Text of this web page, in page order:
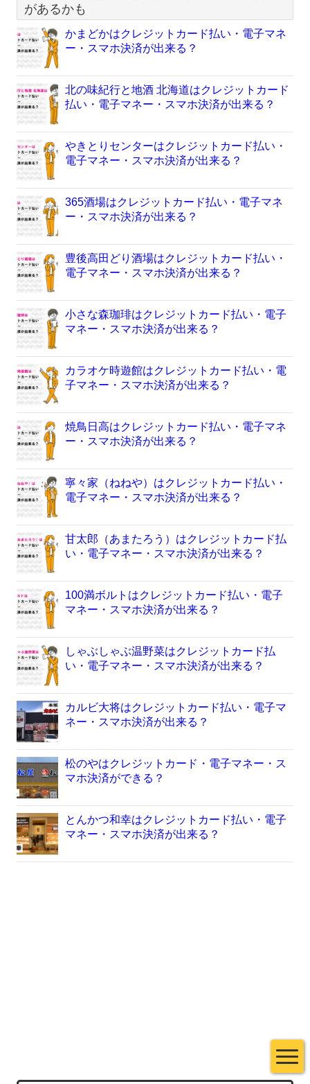
があるかも
かまどかはクレジットカード払い・電子マネ
ー・スマホ決済が出来る？
北の味紀行と地酒 北海道はクレジットカード
払い・電子マネー・スマホ決済が出来る？
やきとりセンターはクレジットカード払い・
電子マネー・スマホ決済が出来る？
365酒場はクレジットカード払い・電子マネ
ー・スマホ決済が出来る？
豊後高田どり酒場はクレジットカード払い・
電子マネー・スマホ決済が出来る？
小さな森珈琲はクレジットカード払い・電子
マネー・スマホ決済が出来る？
カラオケ時遊館はクレジットカード払い・電
子マネー・スマホ決済が出来る？
焼鳥日高はクレジットカード払い・電子マネ
ー・スマホ決済が出来る？
寧々家（ねねや）はクレジットカード払い・
電子マネー・スマホ決済が出来る？
甘太郎（あまたろう）はクレジットカード払
い・電子マネー・スマホ決済が出来る？
100満ボルトはクレジットカード払い・電子
マネー・スマホ決済が出来る？
しゃぶしゃぶ温野菜はクレジットカード払
い・電子マネー・スマホ決済が出来る？
カルビ大将はクレジットカード払い・電子マ
ネー・スマホ決済が出来る？
松のやはクレジットカード・電子マネー・ス
マホ決済ができる？
とんかつ和幸はクレジットカード払い・電子
マネー・スマホ決済が出来る？